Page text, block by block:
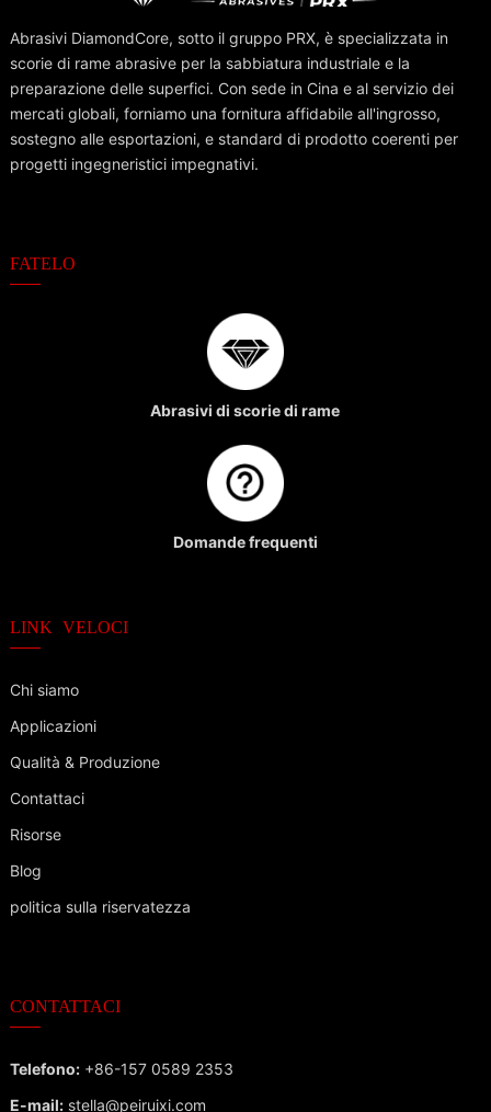
Abrasivi DiamondCore, sotto il gruppo PRX, è specializzata in
scorie di rame abrasive per la sabbiatura industriale e la
preparazione delle superfici. Con sede in Cina e al servizio dei
mercati globali, forniamo una fornitura affidabile all'ingrosso,
sostegno alle esportazioni, e standard di prodotto coerenti per
progetti ingegneristici impegnativi.
FATELO
Abrasivi di scorie di rame
Domande frequenti
LINK VELOCI
Chi siamo
Applicazioni
Qualità & Produzione
Contattaci
Risorse
Blog
politica sulla riservatezza
CONTATTACI
Telefono:+86-157 0589 2353
E-mail: stella@peiruixi.com